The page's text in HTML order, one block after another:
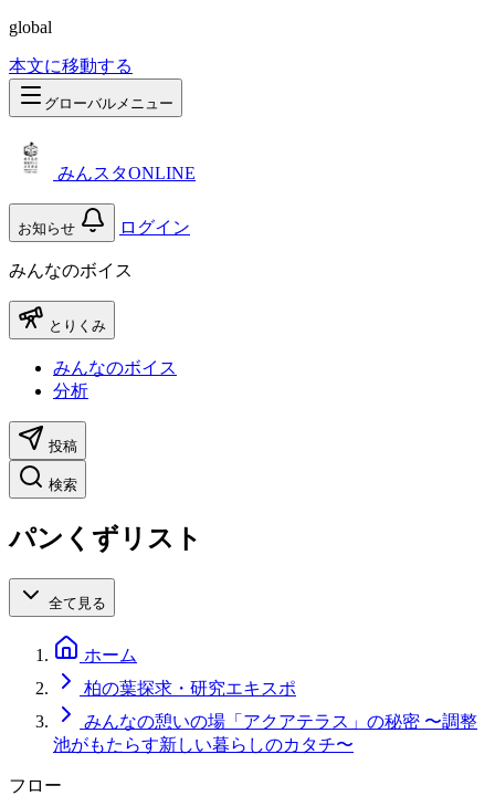
global
本文に移動する
グローバルメニュー
みんスタONLINE
お知らせ ログイン
みんなのボイス
とりくみ
みんなのボイス
分析
投稿
検索
パンくずリスト
全て見る
ホーム
柏の葉探求・研究エキスポ
みんなの憩いの場「アクアテラス」の秘密 〜調整
池がもたらす新しい暮らしのカタチ〜
フロー